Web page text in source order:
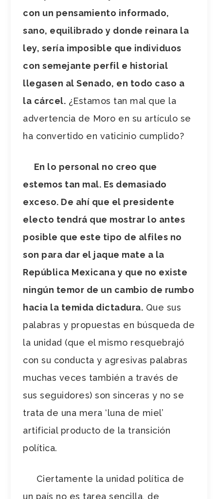
con un pensamiento informado,
sano, equilibrado y donde reinara la
ley, sería imposible que individuos
con semejante perfil e historial
llegasen al Senado, en todo caso a
la cárcel. ¿Estamos tan mal que la
advertencia de Moro en su artículo se
ha convertido en vaticinio cumplido?
En lo personal no creo que
estemos tan mal. Es demasiado
exceso. De ahí que el presidente
electo tendrá que mostrar lo antes
posible que este tipo de alfiles no
son para dar el jaque mate a la
República Mexicana y que no existe
ningún temor de un cambio de rumbo
hacia la temida dictadura. Que sus
palabras y propuestas en búsqueda de
la unidad (que el mismo resquebrajó
con su conducta y agresivas palabras
muchas veces también a través de
sus seguidores) son sinceras y no se
trata de una mera ‘luna de miel’
artificial producto de la transición
política.
Ciertamente la unidad política de
un país no es tarea sencilla, de